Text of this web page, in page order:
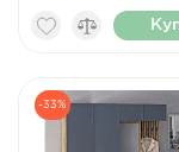
-33%